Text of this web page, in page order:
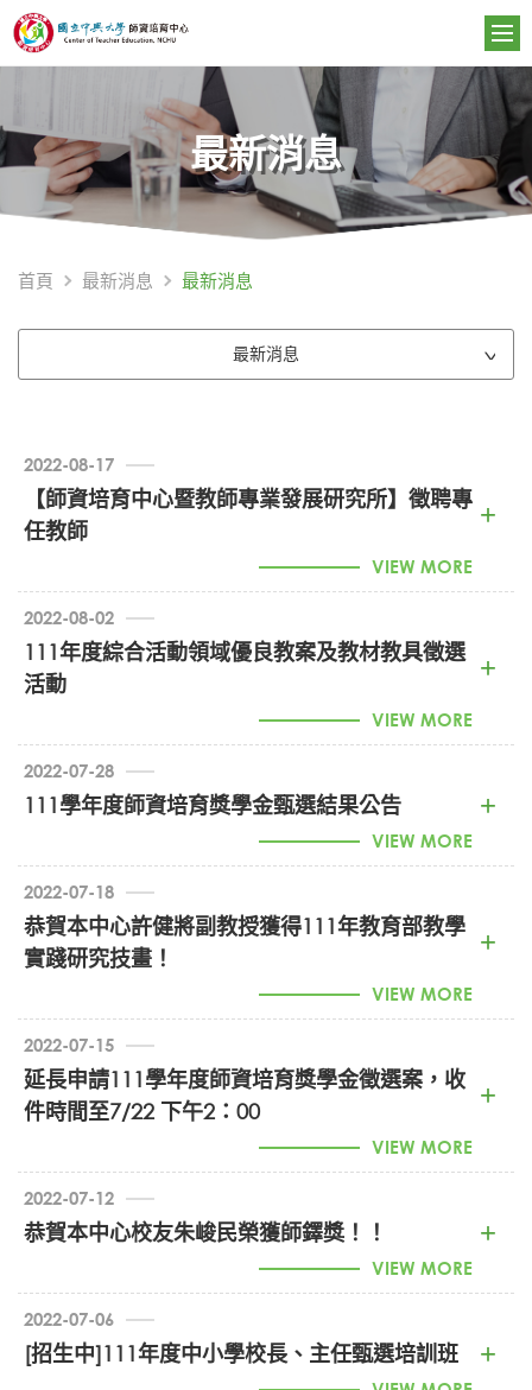
最新消息
首頁 最新消息 最新消息
最新消息
2022-08-17
【師資培育中心暨教師專業發展研究所】徵聘專
任教師
VIEW MORE
具有國內外教育相關系所博士學位。
申請者須有優異的學術研究成果。
負責教師專業發展研究所、師資培育中心之教學，必
須兼任實習或行政等業務。
專長為教學領域。(擬授課程為：教學原理、教學媒
體、教學策略研究、質性研究等)。必要時需支援法
具雙語教學的能力，有中等學校任教經驗者尤佳。
個人履歷表（附近照）
自傳及生涯規劃（包括可授課的科目）
學歷資格證明文件（具教育部頒助理教授級(含)以上
資格者請檢附部頒證書影本）
主要經歷證明（聘函或相關資料影本）
國立中興大學擬聘任、升等、改聘教師著作(成果或
2022-08-02
111年度綜合活動領域優良教案及教材教具徵選
活動
VIEW MORE
2022-07-28
111學年度師資培育獎學金甄選結果公告
VIEW MORE
獎學金公告 (PDF)
2022-07-18
恭賀本中心許健將副教授獲得111年教育部教學
實踐研究技畫！
VIEW MORE
2022-07-15
延長申請111學年度師資培育獎學金徵選案，收
件時間至7/22 下午2：00
VIEW MORE
2022-07-12
恭賀本中心校友朱峻民榮獲師鐸獎！！
VIEW MORE
2022-07-06
[招生中]111年度中小學校長、主任甄選培訓班